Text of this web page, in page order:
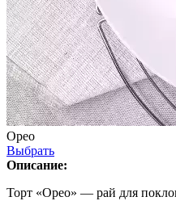
Орео
Выбрать
Описание:
Торт «Орео» — рай для